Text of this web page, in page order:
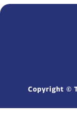
Copyright ©